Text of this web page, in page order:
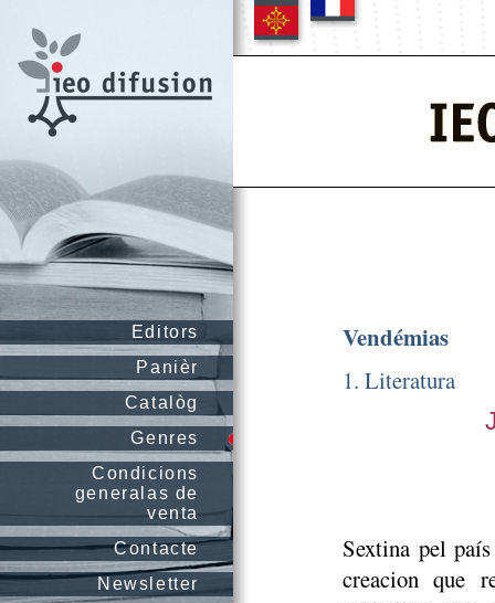
Editors
Panièr
Catalòg
Genres
Condicions
generalas de
venta
Contacte
Newsletter
Vendémias
1. Literatura
Sextina pel
creacion que